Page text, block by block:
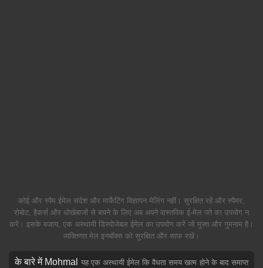
कोई और स्पैम ईमेल संदेश और मार्केटिंग विज्ञापन मेलिंग नहीं। सुरक्षित रहें और स्पैमर,
रोबोट, हैकर्स और धोखेबाजों से बचने के लिए अब अपने वास्तविक ई-मेल पते का उपयोग न
करें। इसके बजाय, एक अस्थायी डिस्पोजेबल ईमेल का उपयोग करें जो मुफ़्त और गुमनाम है।
व्यक्तिगत मेल इनबॉक्स को सुरक्षित और साफ रखें।
के बारे में Mohmal
यह एक अस्थायी ईमेल कि वैधता समय खत्म होने के बाद समाप्त